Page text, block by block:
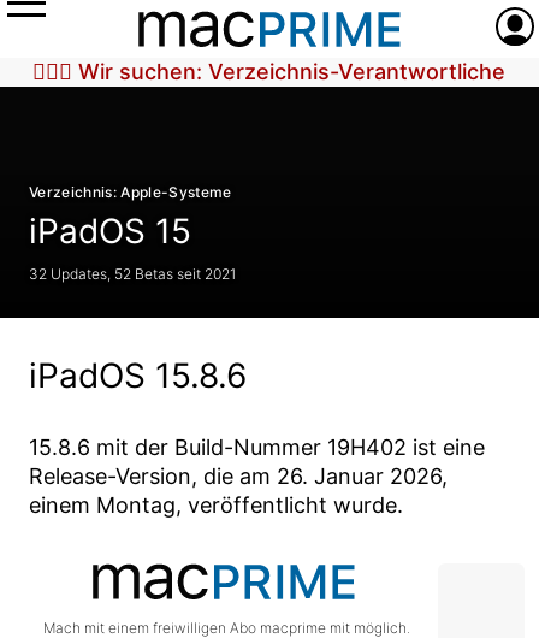
Menü
🕵🏼‍♀️ Wir suchen: Verzeichnis-Verantwortliche
Verzeichnis: Apple-Systeme
iPadOS 15
32 Updates, 52 Betas seit 2021
iPadOS 15.8.6
15.8.6 mit der Build-Nummer 19H402 ist eine
Release-Version, die am 26. Januar 2026,
einem Montag, veröffentlicht wurde.
Mach mit einem freiwilligen Abo macprime mit möglich.